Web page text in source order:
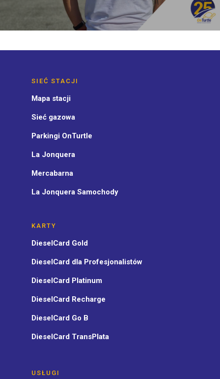
SIEĆ STACJI
Mapa stacji
Sieć gazowa
Parkingi OnTurtle
La Jonquera
Mercabarna
La Jonquera Samochody
KARTY
DieselCard Gold
DieselCard dla Profesjonalistów
DieselCard Platinum
DieselCard Recharge
DieselCard Go B
DieselCard TransPlata
USŁUGI